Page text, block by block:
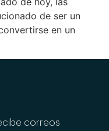
de ser un
en un
correos